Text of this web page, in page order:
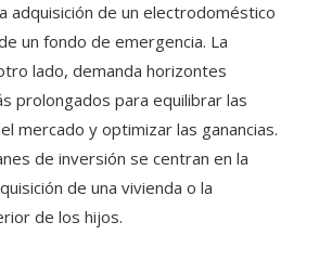
adquisición de un electrodoméstico
un fondo de emergencia. La
lado, demanda horizontes
prolongados para equilibrar las
mercado y optimizar las ganancias.
de inversión se centran en la
de una vivienda o la
de los hijos.